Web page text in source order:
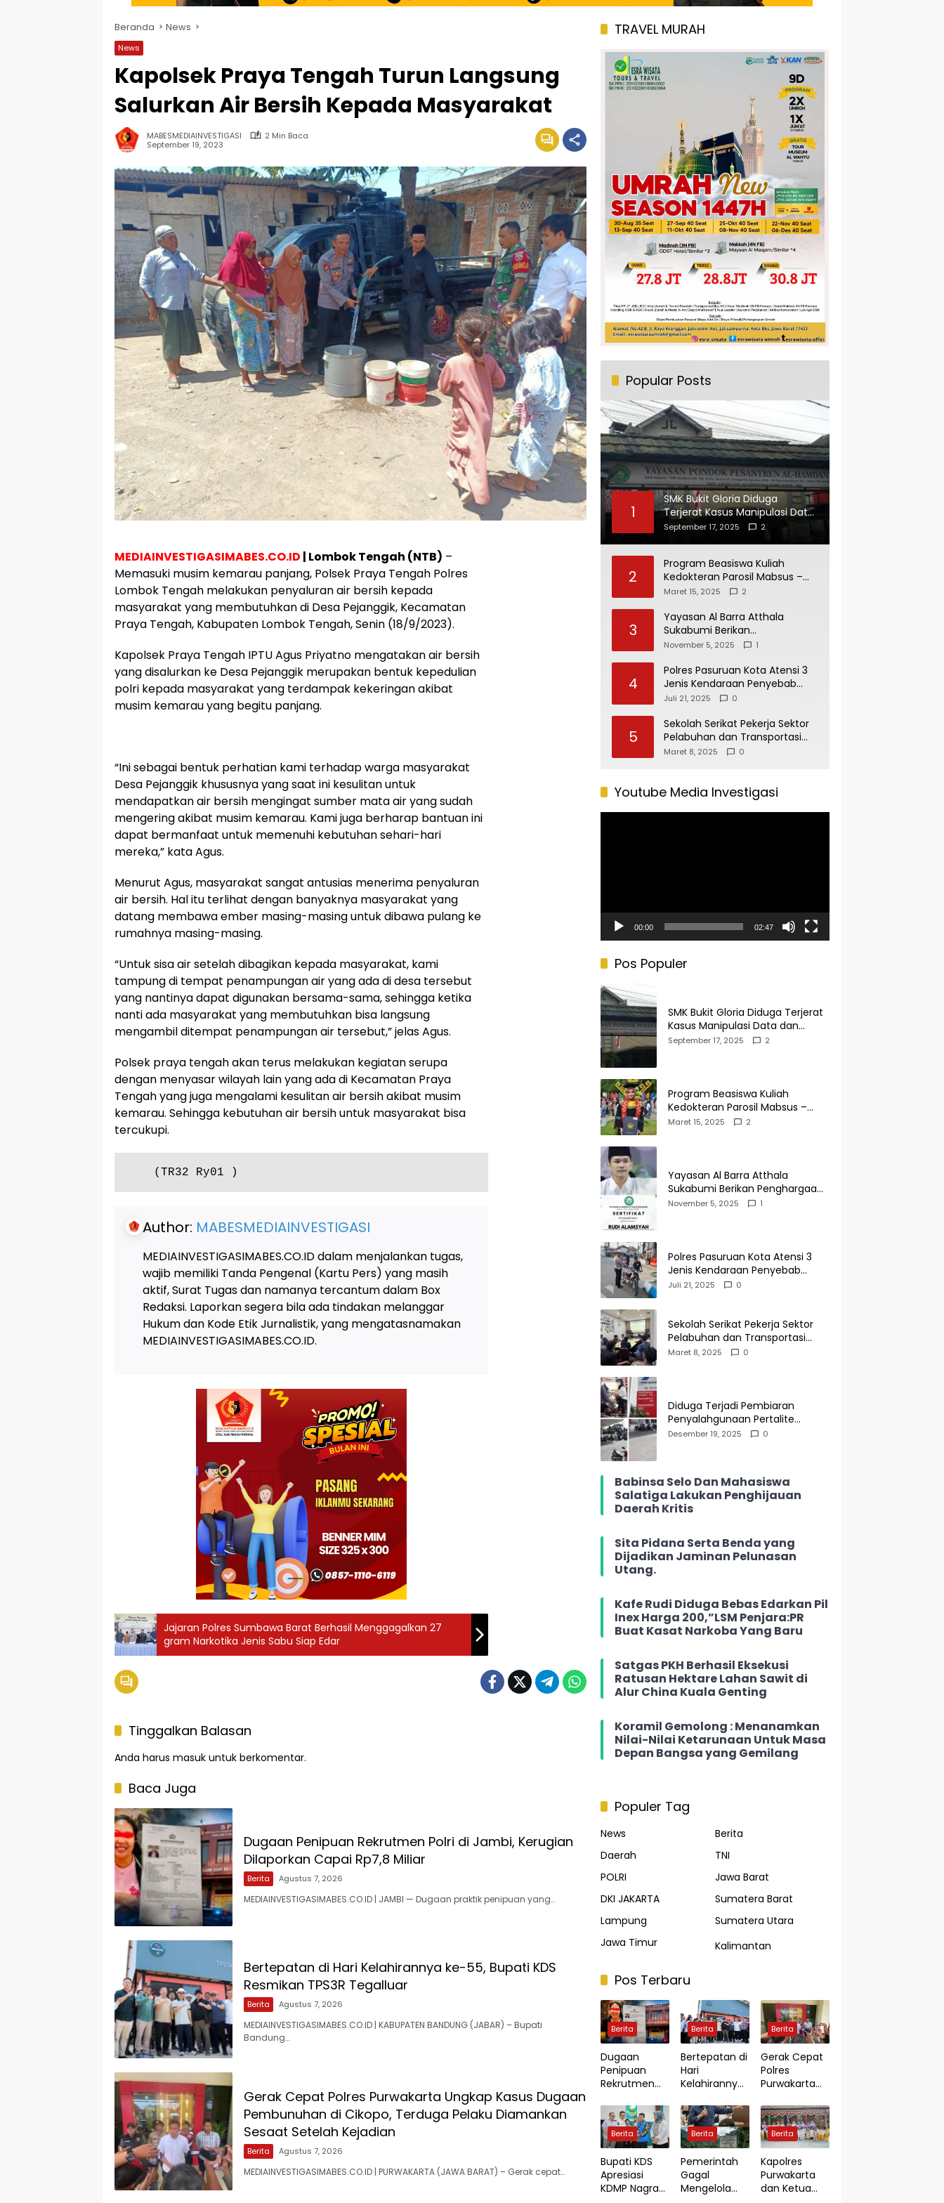
Beranda News
News
Kapolsek Praya Tengah Turun Langsung
Salurkan Air Bersih Kepada Masyarakat
MABESMEDIAINVESTIGASI
2 Min Baca
September 19, 2023
MEDIAINVESTIGASIMABES.CO.ID | Lombok Tengah (NTB) –
Memasuki musim kemarau panjang, Polsek Praya Tengah Polres
Lombok Tengah melakukan penyaluran air bersih kepada
masyarakat yang membutuhkan di Desa Pejanggik, Kecamatan
Praya Tengah, Kabupaten Lombok Tengah, Senin (18/9/2023).
Kapolsek Praya Tengah IPTU Agus Priyatno mengatakan air bersih
yang disalurkan ke Desa Pejanggik merupakan bentuk kepedulian
polri kepada masyarakat yang terdampak kekeringan akibat
musim kemarau yang begitu panjang.
“Ini sebagai bentuk perhatian kami terhadap warga masyarakat
Desa Pejanggik khususnya yang saat ini kesulitan untuk
mendapatkan air bersih mengingat sumber mata air yang sudah
mengering akibat musim kemarau. Kami juga berharap bantuan ini
dapat bermanfaat untuk memenuhi kebutuhan sehari-hari
mereka,” kata Agus.
Menurut Agus, masyarakat sangat antusias menerima penyaluran
air bersih. Hal itu terlihat dengan banyaknya masyarakat yang
datang membawa ember masing-masing untuk dibawa pulang ke
rumahnya masing-masing.
“Untuk sisa air setelah dibagikan kepada masyarakat, kami
tampung di tempat penampungan air yang ada di desa tersebut
yang nantinya dapat digunakan bersama-sama, sehingga ketika
nanti ada masyarakat yang membutuhkan bisa langsung
mengambil ditempat penampungan air tersebut,” jelas Agus.
Polsek praya tengah akan terus melakukan kegiatan serupa
dengan menyasar wilayah lain yang ada di Kecamatan Praya
Tengah yang juga mengalami kesulitan air bersih akibat musim
kemarau. Sehingga kebutuhan air bersih untuk masyarakat bisa
tercukupi.
    (TR32 Ry01 )
Author: MABESMEDIAINVESTIGASI
MEDIAINVESTIGASIMABES.CO.ID dalam menjalankan tugas,
wajib memiliki Tanda Pengenal (Kartu Pers) yang masih
aktif, Surat Tugas dan namanya tercantum dalam Box
Redaksi. Laporkan segera bila ada tindakan melanggar
Hukum dan Kode Etik Jurnalistik, yang mengatasnamakan
MEDIAINVESTIGASIMABES.CO.ID.
Jajaran Polres Sumbawa Barat Berhasil Menggagalkan 27
gram Narkotika Jenis Sabu Siap Edar
Tinggalkan Balasan
Anda harus masuk untuk berkomentar.
Baca Juga
Dugaan Penipuan Rekrutmen Polri di Jambi, Kerugian
Dilaporkan Capai Rp7,8 Miliar
Berita Agustus 7, 2026
MEDIAINVESTIGASIMABES.CO.ID | JAMBI — Dugaan praktik penipuan yang…
Bertepatan di Hari Kelahirannya ke-55, Bupati KDS
Resmikan TPS3R Tegalluar
Berita Agustus 7, 2026
MEDIAINVESTIGASIMABES.CO.ID | KABUPATEN BANDUNG (JABAR) – Bupati
Bandung…
Gerak Cepat Polres Purwakarta Ungkap Kasus Dugaan
Pembunuhan di Cikopo, Terduga Pelaku Diamankan
Sesaat Setelah Kejadian
Berita Agustus 7, 2026
MEDIAINVESTIGASIMABES.CO.ID | PURWAKARTA (JAWA BARAT) – Gerak cepat…
TRAVEL MURAH
Popular Posts
1
SMK Bukit Gloria Diduga
Terjerat Kasus Manipulasi Data
dan Pelaporan Palsu Untuk
September 17, 2025 2
2
Program Beasiswa Kuliah
Kedokteran Parosil Mabsus –
Mad Hasnurin Kini Menuai Hasil.
Maret 15, 2025 2
3
Yayasan Al Barra Atthala
Sukabumi Berikan
Penghargaan Kepada Rudi
dan Kemasyarakatan
November 5, 2025 1
4
Polres Pasuruan Kota Atensi 3
Jenis Kendaraan Penyebab
Kecelakaan di Operasi Patuh
Juli 21, 2025 0
5
Sekolah Serikat Pekerja Sektor
Pelabuhan dan Transportasi
Indonesia Agenda Buka Puasa
Maret 8, 2025 0
Youtube Media Investigasi
00:00 02:47
Pos Populer
SMK Bukit Gloria Diduga Terjerat
Kasus Manipulasi Data dan
Pelaporan Palsu Untuk
September 17, 2025 2
Program Beasiswa Kuliah
Kedokteran Parosil Mabsus –
Mad Hasnurin Kini Menuai Hasil.
Maret 15, 2025 2
Yayasan Al Barra Atthala
Sukabumi Berikan Penghargaan
Kepada Rudi Alamsyah Atas
November 5, 2025 1
Polres Pasuruan Kota Atensi 3
Jenis Kendaraan Penyebab
Kecelakaan di Operasi Patuh
Juli 21, 2025 0
Sekolah Serikat Pekerja Sektor
Pelabuhan dan Transportasi
Indonesia Agenda Buka Puasa
Maret 8, 2025 0
Diduga Terjadi Pembiaran
Penyalahgunaan Pertalite
Subsidi di SPBU 34-135.05
Desember 19, 2025 0
Babinsa Selo Dan Mahasiswa
Salatiga Lakukan Penghijauan
Daerah Kritis
Sita Pidana Serta Benda yang
Dijadikan Jaminan Pelunasan
Utang.
Kafe Rudi Diduga Bebas Edarkan Pil
Inex Harga 200,”LSM Penjara:PR
Buat Kasat Narkoba Yang Baru
Satgas PKH Berhasil Eksekusi
Ratusan Hektare Lahan Sawit di
Alur China Kuala Genting
Koramil Gemolong : Menanamkan
Nilai-Nilai Ketarunaan Untuk Masa
Depan Bangsa yang Gemilang
Populer Tag
News
Berita
Daerah
TNI
POLRI
Jawa Barat
DKI JAKARTA
Sumatera Barat
Lampung
Sumatera Utara
Jawa Timur
Kalimantan
Pos Terbaru
Berita
Dugaan
Penipuan
Rekrutmen
Kerugian
Dilaporkan
Capai Rp7,8
Miliar
Berita
Bertepatan di
Hari
Kelahirannya
KDS Resmikan
TPS3R
Tegalluar
Berita
Gerak Cepat
Polres
Purwakarta
Dugaan
Pembunuhan
di Cikopo,
Terduga
Pelaku
Diamankan
Sesaat
Berita
Bupati KDS
Apresiasi
KDMP Nagrak
Berita
Pemerintah
Gagal
Mengelola
Berita
Kapolres
Purwakarta
dan Ketua